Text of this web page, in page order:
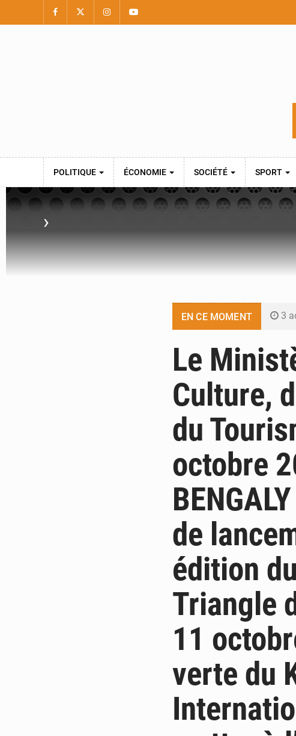
POLITIQUE ÉCONOMIE SOCIÉTÉ SPORT
›
EN CE MOMENT 3
3
3
3
Le
Culture,
du
octobre
de
édition
Triangle
11
verte du